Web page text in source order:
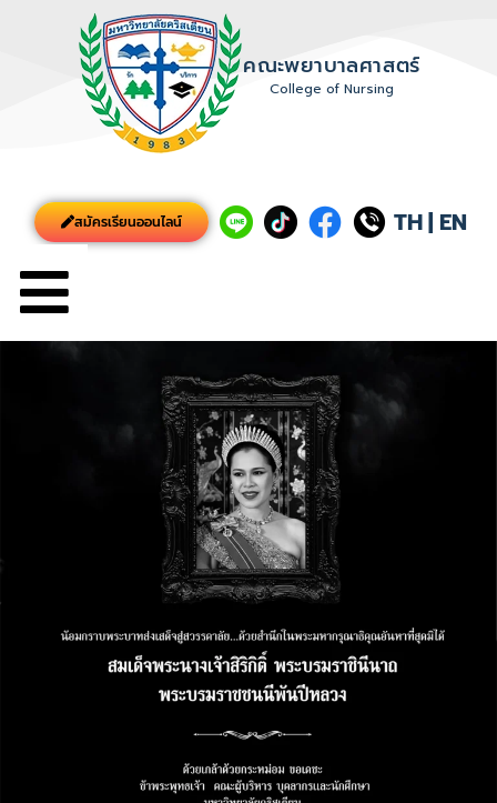
คณะพยาบาลศาสตร์
College of Nursing
สมัครเรียนออนไลน์ TH| EN